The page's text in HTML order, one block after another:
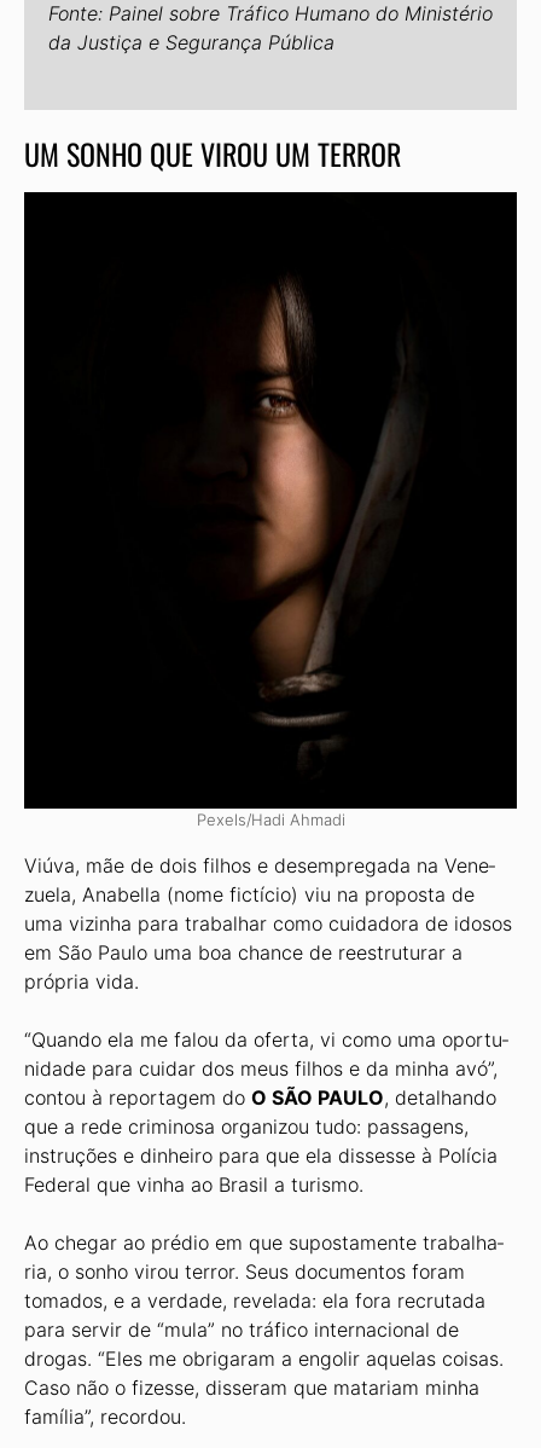
Fonte: Painel sobre Tráfico Humano do Ministério
da Justiça e Segurança Pública
UM SONHO QUE VIROU UM TERROR
Pexels/Hadi Ahmadi
Viúva, mãe de dois filhos e desempregada na Vene­
zuela, Anabella (nome fictício) viu na proposta de
uma vizinha para trabalhar como cuidadora de idosos
em São Paulo uma boa chance de reestruturar a
própria vida.
“Quando ela me falou da oferta, vi como uma oportu­
nidade para cuidar dos meus filhos e da minha avó”,
con­tou à reportagem do O SÃO PAULO, detalhando
que a rede criminosa organizou tudo: passagens,
instruções e dinheiro para que ela dissesse à Polícia
Federal que vinha ao Brasil a turismo.
Ao chegar ao prédio em que supostamente trabalha­
ria, o sonho virou terror. Seus documentos foram
toma­dos, e a verdade, revelada: ela fora recrutada
para servir de “mula” no tráfico internacional de
drogas. “Eles me obrigaram a engolir aquelas coisas.
Caso não o fizesse, disseram que matariam minha
família”, recordou.